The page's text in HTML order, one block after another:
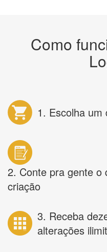
Como
1. Escolha um
2. Conte pra gente o
criação
3. Receba
alterações